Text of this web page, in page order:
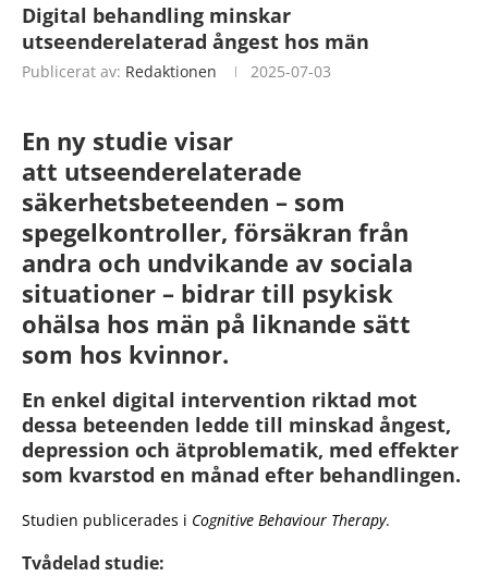
Digital behandling minskar
utseenderelaterad ångest hos män
Publicerat av: Redaktionen 2025-07-03
En ny studie visar
att utseenderelaterade
säkerhetsbeteenden – som
spegelkontroller, försäkran från
andra och undvikande av sociala
situationer – bidrar till psykisk
ohälsa hos män på liknande sätt
som hos kvinnor.
En enkel digital intervention riktad mot
dessa beteenden ledde till minskad ångest,
depression och ätproblematik, med effekter
som kvarstod en månad efter behandlingen.
Studien publicerades i Cognitive Behaviour Therapy.
Tvådelad studie: